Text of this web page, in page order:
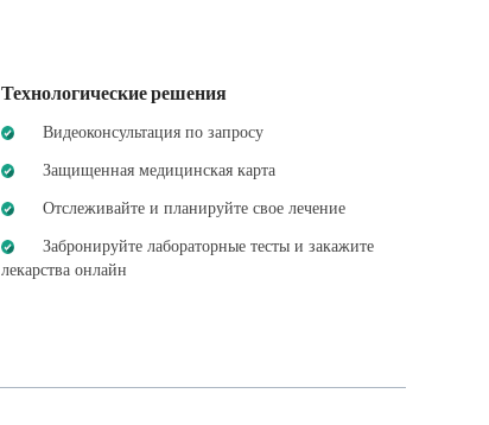
Технологические решения
Видеоконсультация по запросу
Защищенная медицинская карта
Отслеживайте и планируйте свое лечение
Забронируйте лабораторные тесты и закажите
лекарства онлайн